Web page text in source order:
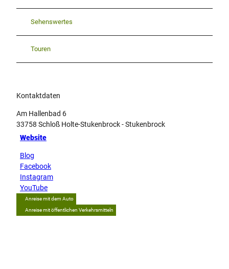
Sehenswertes
Touren
Kontaktdaten
Am Hallenbad 6
33758 Schloß Holte-Stukenbrock- Stukenbrock
Website
Blog
Facebook
Instagram
YouTube
Anreise mit dem Auto
Anreise mit öffentlichen Verkehrsmitteln